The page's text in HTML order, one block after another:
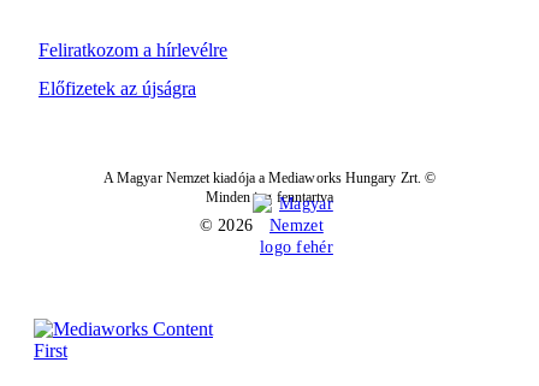
Feliratkozom a hírlevélre
Előfizetek az újságra
A Magyar Nemzet kiadója a Mediaworks Hungary Zrt. ©
Minden jog fenntartva
© 2026